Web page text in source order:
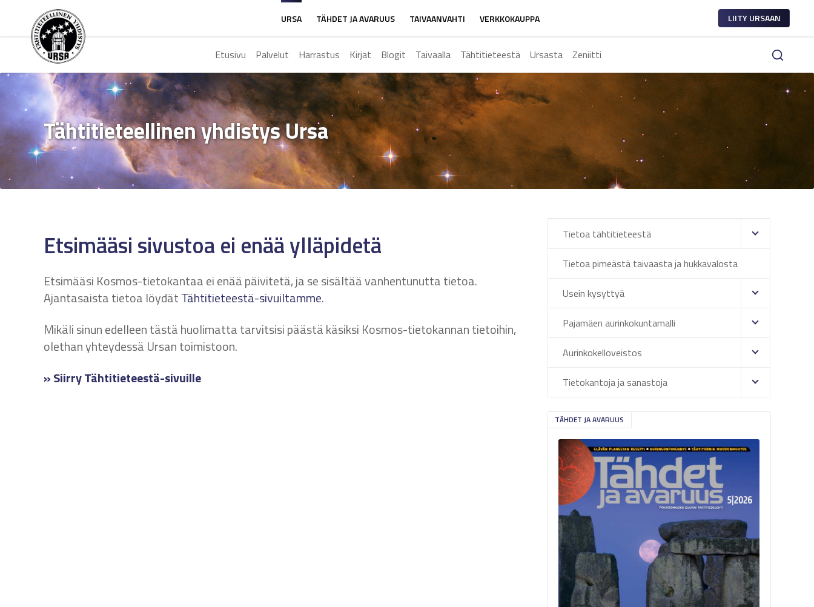
LIITY URSAAN
URSA TÄHDET JA AVARUUS TAIVAANVAHTI VERKKOKAUPPA
Etusivu Palvelut Harrastus Kirjat Blogit Taivaalla Tähtitieteestä Ursasta Zeniitti
Tähtitieteellinen yhdistys Ursa
Etsimääsi sivustoa ei enää ylläpidetä
Etsimääsi Kosmos-tietokantaa ei enää päivitetä, ja se sisältää vanhentunutta tietoa.
Ajantasaista tietoa löydätTähtitieteestä-sivuiltamme.
Mikäli sinun edelleen tästä huolimatta tarvitsisi päästä käsiksi Kosmos-tietokannan tietoihin,
olethan yhteydessä Ursan toimistoon.
» Siirry Tähtitieteestä-sivuille
Tietoa tähtitieteestä
Tietoa pimeästä taivaasta ja hukkavalosta
Usein kysyttyä
Pajamäen aurinkokuntamalli
Aurinkokelloveistos
Tietokantoja ja sanastoja
TÄHDET JA AVARUUS